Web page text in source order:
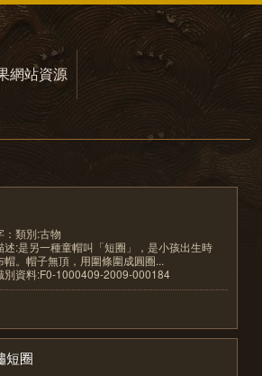
網站資源
：類別:古物
述:是另一種童帽叫「短圈」，是小孩出生時
帽。帽子無頂，用圍條圍成圓圈...
別資料:F0-1000409-2009-000184
短圈